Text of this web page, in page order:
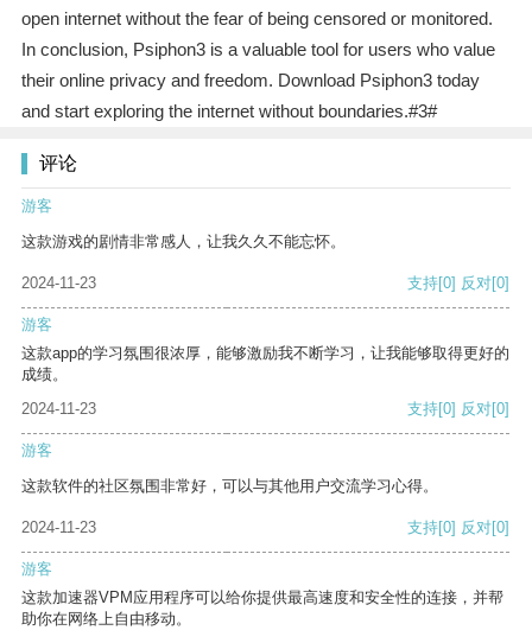
open internet without the fear of being censored or monitored.
In conclusion, Psiphon3 is a valuable tool for users who value
their online privacy and freedom. Download Psiphon3 today
and start exploring the internet without boundaries.#3#
评论
游客
这款游戏的剧情非常感人，让我久久不能忘怀。
2024-11-23 支持[0] 反对[0]
游客
这款app的学习氛围很浓厚，能够激励我不断学习，让我能够取得更好的
成绩。
2024-11-23
支持[0] 反对[0]
游客
这款软件的社区氛围非常好，可以与其他用户交流学习心得。
2024-11-23 支持[0] 反对[0]
游客
这款加速器VPM应用程序可以给你提供最高速度和安全性的连接，并帮
助你在网络上自由移动。